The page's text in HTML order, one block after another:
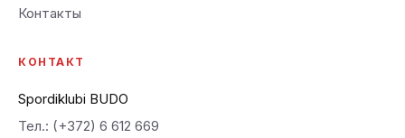
Контакты
КОНТАКТ
Spordiklubi BUDO
Тел.: (+372) 6 612 669